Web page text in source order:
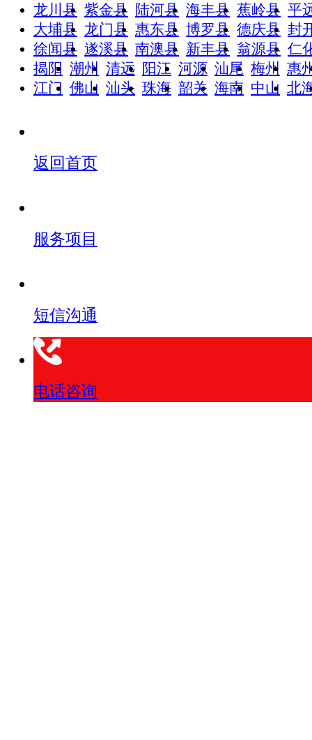
龙川县 紫金县 陆河县 海丰县 蕉岭县 平
大埔县 龙门县 惠东县 博罗县 德庆县 封
徐闻县 遂溪县 南澳县 新丰县 翁源县 仁
揭阳 潮州 清远 阳江 河源 汕尾 梅州 惠
江门 佛山 汕头 珠海 韶关 海南 中山 北
返回首页
服务项目
短信沟通
电话咨询